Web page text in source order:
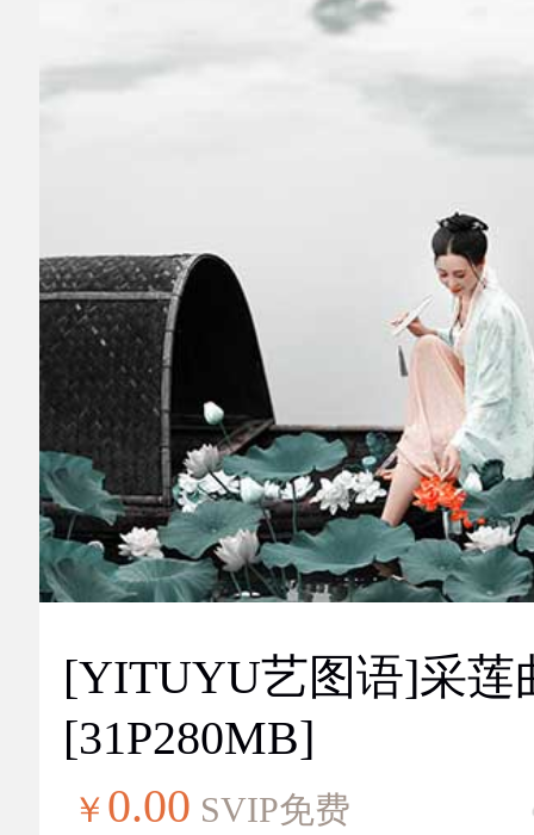
[YITUYU艺图语]采莲
[31P280MB]
￥ 0.00 SVIP免费